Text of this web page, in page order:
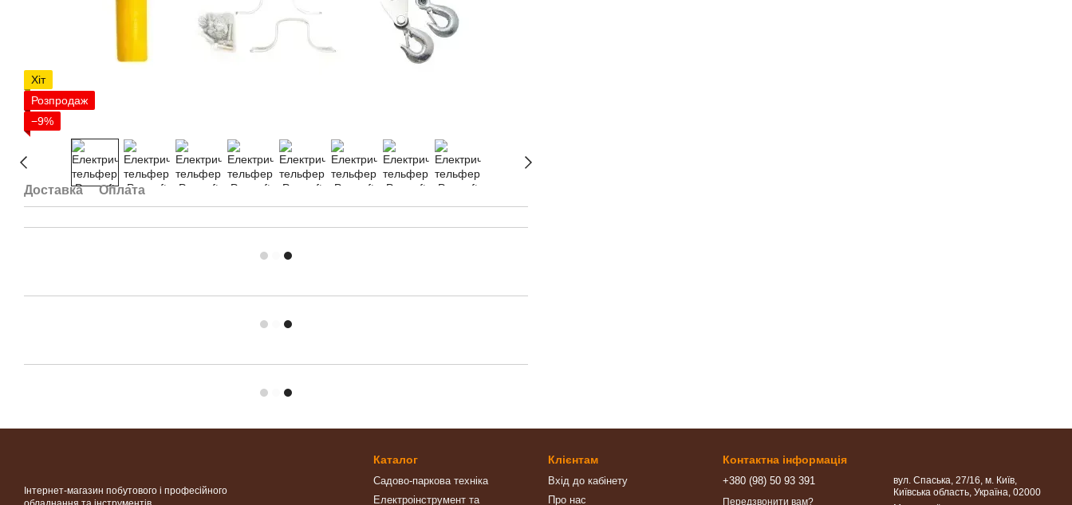
Хіт
Розпродаж
−9%
Доставка Оплата
Інтернет-магазин побутового і професійного
Каталог
Садово-паркова техніка
Електроінструмент та
Клієнтам
Вхід до кабінету
Про нас
Контактна інформація
+380 (98) 50 93 391
Передзвонити вам?
вул. Спаська, 27/16, м. Київ,
Київська область, Україна, 02000